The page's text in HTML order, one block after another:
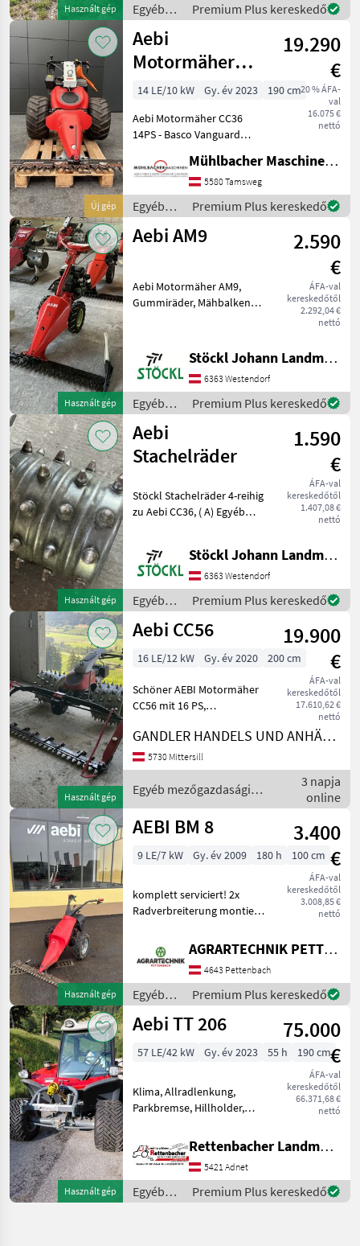
Használt gép
Egyéb
mezőgazdasági
erőgépek
/ Aebi
Premium Plus kereskedő
Új gép
Aebi
Motormäher
CC36 14PS,
190cm Balken
19.290
€
20 % ÁFA-
val
16.075 €
nettó
14 LE/10 kW Gy. év 2023
190 cm
Aebi Motormäher CC36
14PS - Basco Vanguard
Viertakt - 408cm³,
luftgekühlt - 10, 3kW/14PS -
Regler, Reversierstarter,
elektronische Zündun
Mühlbacher Maschinen GmbH
5580 Tamsweg
Egyéb
mezőgazdasági
erőgépek
Premium Plus kereskedő
Használt gép
Aebi AM9
2.590
€
ÁFA-val
kereskedőtől
2.292,04 €
nettó
Aebi Motormäher AM9,
Gummiräder, Mähbalken
Klingenschmid 0664
2.2.1.9.9.0.3 Egyéb
mezőgazdasági erőgépek
Motoros rotációs fűkas
Stöckl Johann Landmaschinen GesmbH & Co KG
6363 Westendorf
Egyéb
mezőgazdasági
erőgépek
/ Aebi
Premium Plus kereskedő
Használt gép
Aebi
Stachelräder
1.590
€
ÁFA-val
kereskedőtől
1.407,08 €
nettó
Stöckl Stachelräder 4-reihig
zu Aebi CC36, ( A) Egyéb
Stöckl Johann Landmaschinen GesmbH & Co KG
6363 Westendorf
Egyéb
mezőgazdasági
erőgépek
Premium Plus kereskedő
Használt gép
Aebi CC56
19.900
€
ÁFA-val
kereskedőtől
17.610,62 €
nettó
16 LE/12 kW Gy. év 2020 200 cm
Schöner AEBI Motormäher
CC56 mit 16 PS,
Doppelmessermähwerk
2m, Bandrechen gegen
Aufpreis erhältlich,
Privatverkauf
Benzin,
GANDLER HANDELS UND ANHÄNGER GmbH
5730 Mittersill
Egyéb mezőgazdasági
erőgépek / Aebi
3 napja
online
Használt gép
AEBI BM 8
3.400
€
ÁFA-val
kereskedőtől
3.008,85 €
nettó
9 LE/7 kW Gy. év 2009 180 h 100 cm
komplett serviciert! 2x
Radverbreiterung montiert
und auch mehrere
Ersatzteile motor-típus:
Benzin, , Differenciálzár,
Ellenpengés mulcsozó k
AGRARTECHNIK PETTENBACH GMBH
4643 Pettenbach
Egyéb
mezőgazdasági
erőgépek
Premium Plus kereskedő
Használt gép
Aebi TT 206
75.000
€
ÁFA-val
kereskedőtől
66.371,68 €
nettó
57 LE/42 kW Gy. év 2023 55 h 190 cm
Klima, Allradlenkung,
Parkbremse, Hillholder,
Terraräder 31x15, 50-15
Ohne Zwillingsräder
Üzemanyag: Egyéb
mezőgazdasági erőgépek
Kéttengel
Rettenbacher Landmaschinen
5421 Adnet
Egyéb
mezőgazdasági
Premium Plus kereskedő